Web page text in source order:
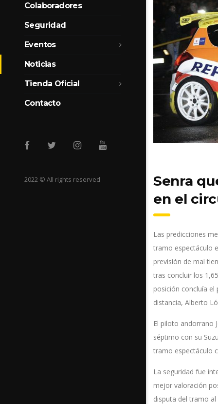
Colaboradores
Seguridad
Eventos
Noticias
Tienda Oficial
Contacto
2022 © All rights reserved
Senra
en el
Las predicciones
tramo espectáculo
previsión de mal
tras concluir los
posición concluía el
distancia, Alberto
El piloto andorrano
séptimo con su
tramo espectáculo
La seguridad fue
mejor valoración
disputa del tramo